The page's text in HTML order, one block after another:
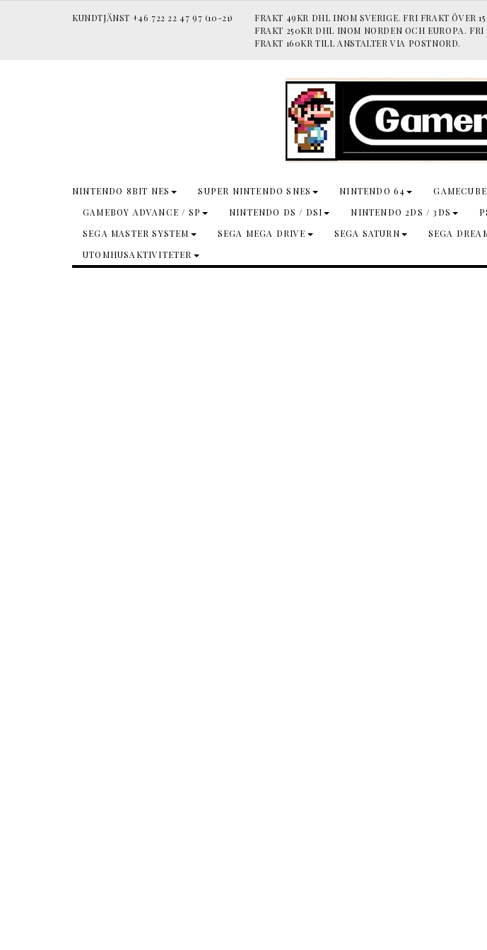
KUNDTJÄNST +46 722 22 47 97 (10-21)
FRAKT 49KR DHL INOM SVERIGE. FRI FRAKT ÖVER
FRAKT 250KR DHL INOM NORDEN OCH EUROPA.
FRAKT 160KR TILL ANSTALTER VIA POSTNORD.
NINTENDO 8BIT NES SUPER NINTENDO SNES NINTENDO 64 GAMECUBE
GAMEBOY ADVANCE / SP
NINTENDO DS / DSI NINTENDO 2DS / 3DS
SEGA MASTER SYSTEM
SEGA MEGA DRIVE SEGA SATURN SEGA
UTOMHUSAKTIVITETER